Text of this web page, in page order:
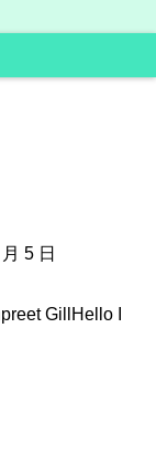
5 日
GillHello I